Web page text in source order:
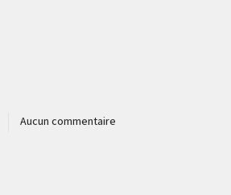
Aucun commentaire